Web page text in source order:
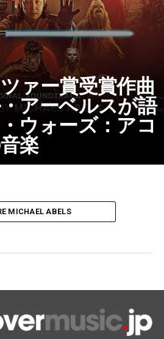
ァー賞受賞作曲
アーベルスが語
ウォーズ：アコ
楽
MICHAEL ABELS